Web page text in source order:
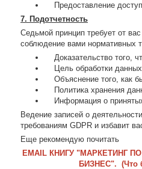
Предоставление
7. Подотчетность
Седьмой принцип требует от
соблюдение вами нормативных
Доказательство того,
Цель обработки данных
Объяснение того, как
Политика хранения
Информация о
Ведение записей о
требованиям GDPR и избавит
Еще рекомендую почитать
EMAIL КНИГУ "МАРКЕТИНГ
БИЗНЕС". (Что